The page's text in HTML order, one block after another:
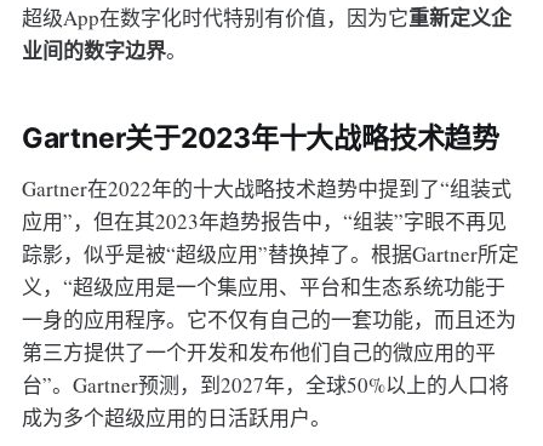
超级App在数字化时代特别有价值，因为它重新定义企
业间的数字边界。
Gartner关于2023年十大战略技术趋势
Gartner在2022年的十大战略技术趋势中提到了“组装式
应用”，但在其2023年趋势报告中，“组装”字眼不再见
踪影，似乎是被“超级应用”替换掉了。根据Gartner所定
义，“超级应用是一个集应用、平台和生态系统功能于
一身的应用程序。它不仅有自己的一套功能，而且还为
第三方提供了一个开发和发布他们自己的微应用的平
台”。Gartner预测，到2027年，全球50%以上的人口将
成为多个超级应用的日活跃用户。